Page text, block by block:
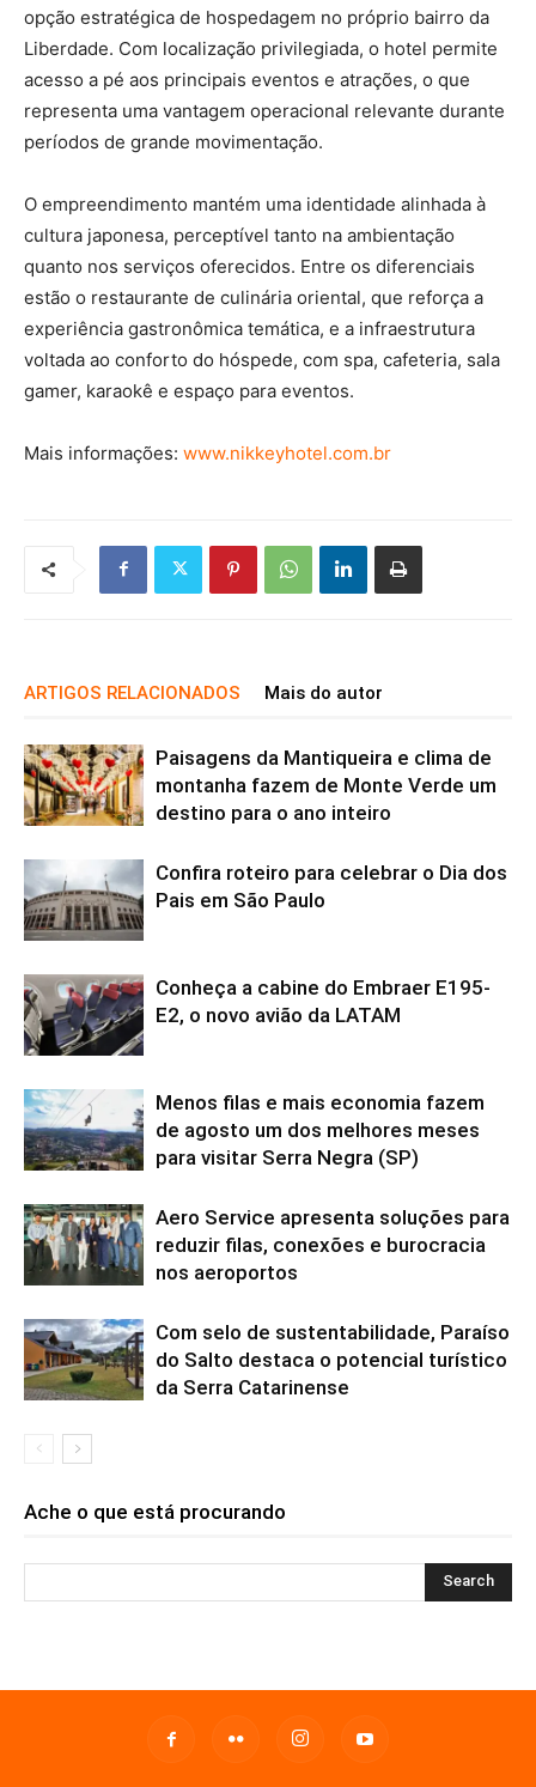
opção estratégica de hospedagem no próprio bairro da
Liberdade. Com localização privilegiada, o hotel permite
acesso a pé aos principais eventos e atrações, o que
representa uma vantagem operacional relevante durante
períodos de grande movimentação.
O empreendimento mantém uma identidade alinhada à
cultura japonesa, perceptível tanto na ambientação
quanto nos serviços oferecidos. Entre os diferenciais
estão o restaurante de culinária oriental, que reforça a
experiência gastronômica temática, e a infraestrutura
voltada ao conforto do hóspede, com spa, cafeteria, sala
gamer, karaokê e espaço para eventos.
Mais informações: www.nikkeyhotel.com.br
ARTIGOS RELACIONADOS Mais do autor
Paisagens da Mantiqueira e clima de
montanha fazem de Monte Verde um
destino para o ano inteiro
Confira roteiro para celebrar o Dia dos
Pais em São Paulo
Conheça a cabine do Embraer E195-
E2, o novo avião da LATAM
Menos filas e mais economia fazem
de agosto um dos melhores meses
para visitar Serra Negra (SP)
Aero Service apresenta soluções para
reduzir filas, conexões e burocracia
nos aeroportos
Com selo de sustentabilidade, Paraíso
do Salto destaca o potencial turístico
da Serra Catarinense
Ache o que está procurando